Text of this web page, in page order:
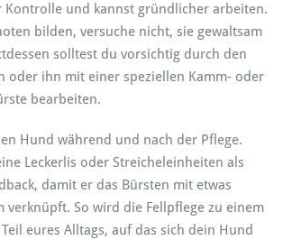
Kontrolle und kannst gründlicher arbeiten.
bilden, versuche nicht, sie gewaltsam
solltest du vorsichtig durch den
oder ihn mit einer speziellen Kamm- oder
bearbeiten.
Hund während und nach der Pflege.
Leckerlis oder Streicheleinheiten als
damit er das Bürsten mit etwas
verknüpft. So wird die Fellpflege zu einem
eures Alltags, auf das sich dein Hund